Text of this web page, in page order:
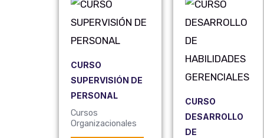
CURSO
SUPERVISIÓN DE
PERSONAL
Cursos
Organizacionales
CURSO
DESARROLLO
DE